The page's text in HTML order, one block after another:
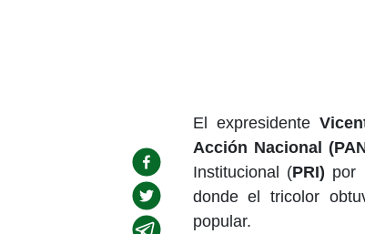
El expresidente
Acción Nacional
Institucional (PRI) por
donde el tricolor
popular.